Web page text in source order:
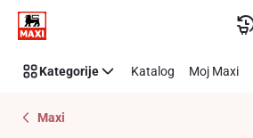
Preskoči link
Kategorije Katalog Moj Maxi
Maxi